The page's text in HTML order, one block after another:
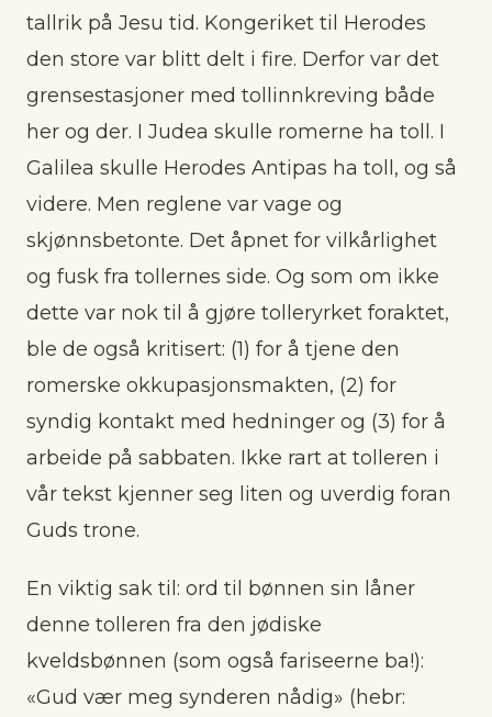
tallrik på Jesu tid. Kongeriket til Herodes
den store var blitt delt i fire. Derfor var det
grensestasjoner med tollinnkreving både
her og der. I Judea skulle romerne ha toll. I
Galilea skulle Herodes Antipas ha toll, og så
videre. Men reglene var vage og
skjønnsbetonte. Det åpnet for vilkårlighet
og fusk fra tollernes side. Og som om ikke
dette var nok til å gjøre tolleryrket foraktet,
ble de også kritisert: (1) for å tjene den
romerske okkupasjonsmakten, (2) for
syndig kontakt med hedninger og (3) for å
arbeide på sabbaten. Ikke rart at tolleren i
vår tekst kjenner seg liten og uverdig foran
Guds trone.
En viktig sak til: ord til bønnen sin låner
denne tolleren fra den jødiske
kveldsbønnen (som også fariseerne ba!):
«Gud vær meg synderen nådig» (hebr: